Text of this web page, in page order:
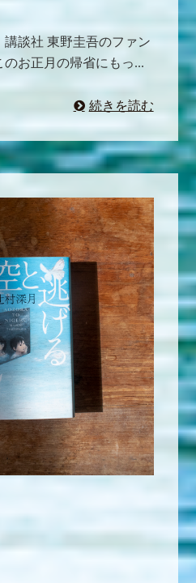
談社 東野圭吾のファン
お正月の帰省にもっ...
続きを読む